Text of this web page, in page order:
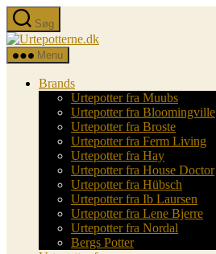
Spring
til
indholdet
Søg
Urtepotterne.dk
Menu
Brands
Urtepotter fra Muubs
Urtepotter fra Bloomingville
Urtepotter fra Broste
Urtepotter fra Ferm Living
Urtepotter fra Hay
Urtepotter fra House Doctor
Urtepotter fra Hübsch
Urtepotter fra Ib Laursen
Urtepotter fra Lene Bjerre
Urtepotter fra Nordal
Bergs Potter